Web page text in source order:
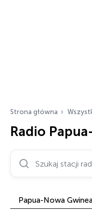
Strona główna
Radio
Szukaj stacji
Papua-Nowa